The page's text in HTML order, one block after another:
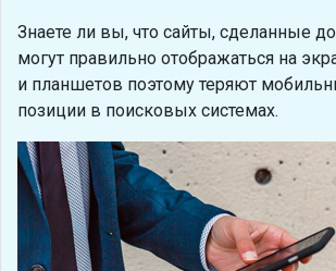
Знаете ли вы, что сайты, сделанные
могут правильно отображаться на
и планшетов поэтому теряют
позиции в поисковых системах.